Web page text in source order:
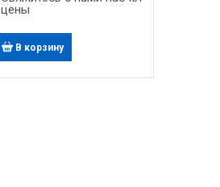
цены
В корзину